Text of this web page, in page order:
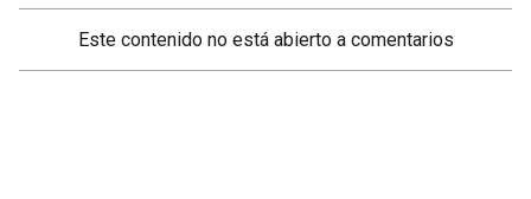
Este contenido no está abierto a comentarios